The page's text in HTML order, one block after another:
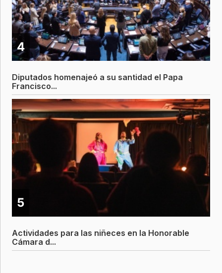
4
Diputados homenajeó a su santidad el Papa
Francisco...
5
Actividades para las niñeces en la Honorable
Cámara d...